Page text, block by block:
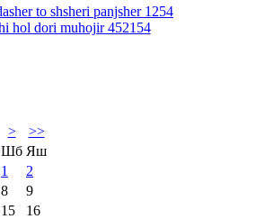
>
>>
Шб Яш
1
2
8
9
15
16